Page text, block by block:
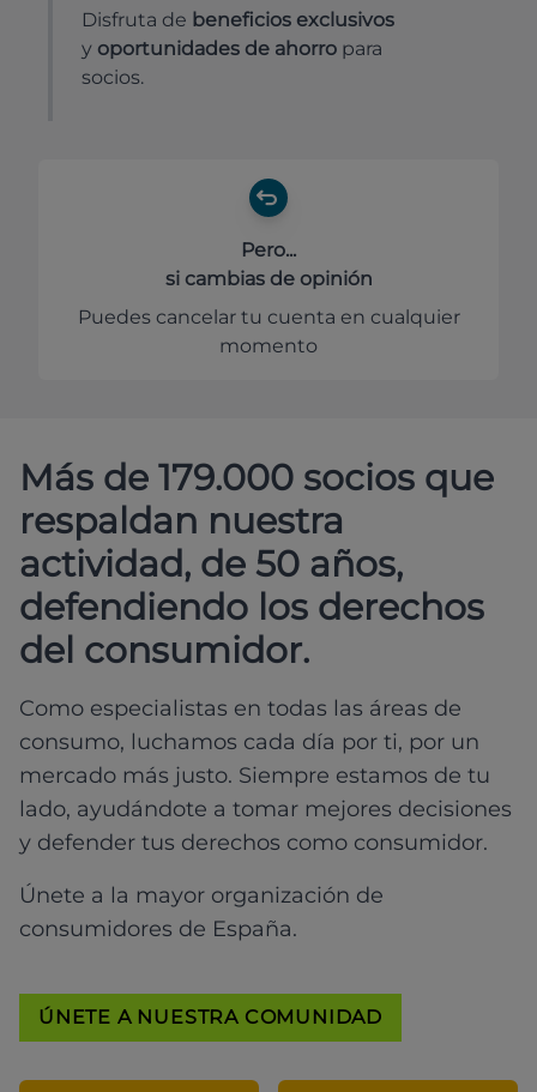
Disfruta de beneficios exclusivos
y oportunidades de ahorro para
socios.
Pero...
si cambias de opinión
Puedes cancelar tu cuenta en cualquier
momento
Más de 179.000 socios que
respaldan nuestra
actividad, de 50 años,
defendiendo los derechos
del consumidor.
Como especialistas en todas las áreas de
consumo, luchamos cada día por ti, por un
mercado más justo. Siempre estamos de tu
lado, ayudándote a tomar mejores decisiones
y defender tus derechos como consumidor.
Únete a la mayor organización de
consumidores de España.
ÚNETE A NUESTRA COMUNIDAD